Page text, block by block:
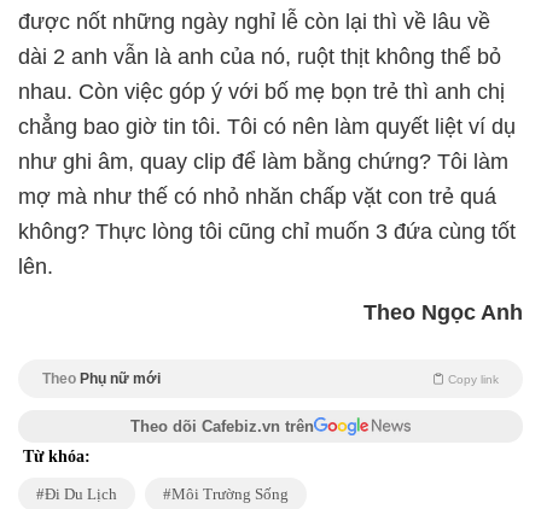
được nốt những ngày nghỉ lễ còn lại thì về lâu về
dài 2 anh vẫn là anh của nó, ruột thịt không thể bỏ
nhau. Còn việc góp ý với bố mẹ bọn trẻ thì anh chị
chẳng bao giờ tin tôi. Tôi có nên làm quyết liệt ví dụ
như ghi âm, quay clip để làm bằng chứng? Tôi làm
mợ mà như thế có nhỏ nhăn chấp vặt con trẻ quá
không? Thực lòng tôi cũng chỉ muốn 3 đứa cùng tốt
lên.
Theo Ngọc Anh
Theo Phụ nữ mới Copy link
Theo dõi Cafebiz.vn trên
Từ khóa:
Đi Du Lịch Môi Trường Sống